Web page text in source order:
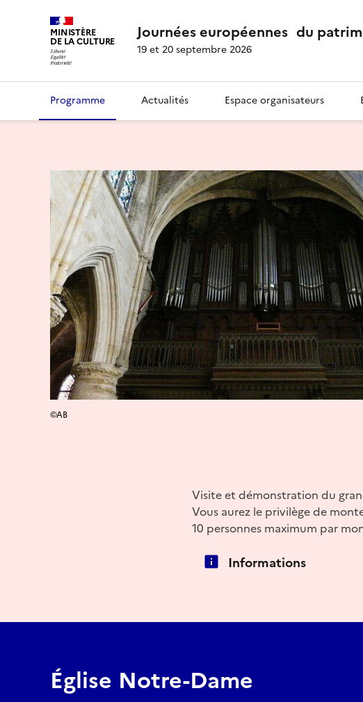
MINISTÈRE
DE LA CULTURE Journées européennes du
19 et 20 septembre 2026
Programme Actualités Espace organisateurs
©AB
Visite et démonstration du
Vous aurez le privilège de
10 personnes maximum par
Informations
Église Notre-Dame